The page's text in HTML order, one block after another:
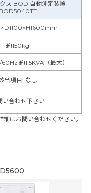
ス BOD 自動測定装置
約150kg
約1.5KVA（最大）
当項目: なし
い合わせ下さい
はお問い合わせください。